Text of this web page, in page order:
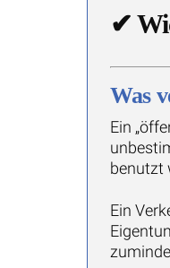
✔
Was
Ein
benutzt
Ein